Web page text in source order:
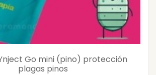
Go mini (pino) protección
plagas pinos